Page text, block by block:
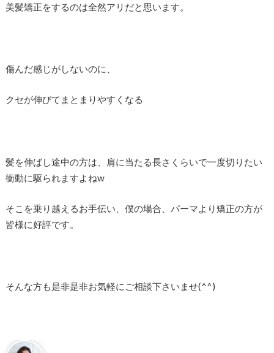
美髪矯正をするのは全然アリだと思います。
傷んだ感じがしないのに、
クセが伸びてまとまりやすくなる
髪を伸ばし途中の方は、肩に当たる長さくらいで一度切りたい
衝動に駆られますよねw
そこを乗り越えるお手伝い、僕の場合、パーマより矯正の方が
皆様に好評です。
そんな方も是非是非お気軽にご相談下さいませ(^^)